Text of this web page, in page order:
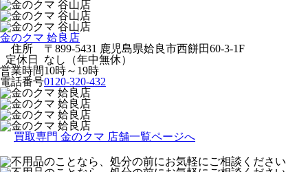
金のクマ 姶良店
住所
〒899-5431 鹿児島県姶良市西餅田60-3-1F
定休日
なし（年中無休）
営業時間10時～19時
電話番号0120-320-432
買取専門 金のクマ 店舗一覧ページへ